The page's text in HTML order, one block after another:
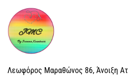
Λεωφόρος Μαραθώνος 86, Άνοιξη